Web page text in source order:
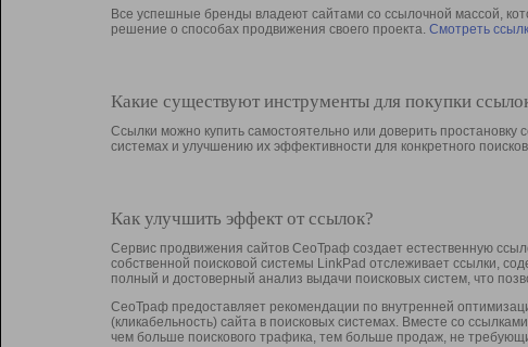
Все успешные бренды владеют сайтами со ссылочной массой,
решение о способах продвижения своего проекта. Смотреть
Какие существуют инструменты для покупки
Ссылки можно купить самостоятельно или доверить
системах и улучшению их эффективности для конкретного
Как улучшить эффект от ссылок?
Сервис продвижения сайтов СеоТраф создает естественную
собственной поисковой системы LinkPad отслеживает ссылки,
полный и достоверный анализ выдачи поисковых систем, что
СеоТраф предоставляет рекомендации по внутренней
(кликабельность) сайта в поисковых системах. Вместе со
чем больше поискового трафика, тем больше продаж, не